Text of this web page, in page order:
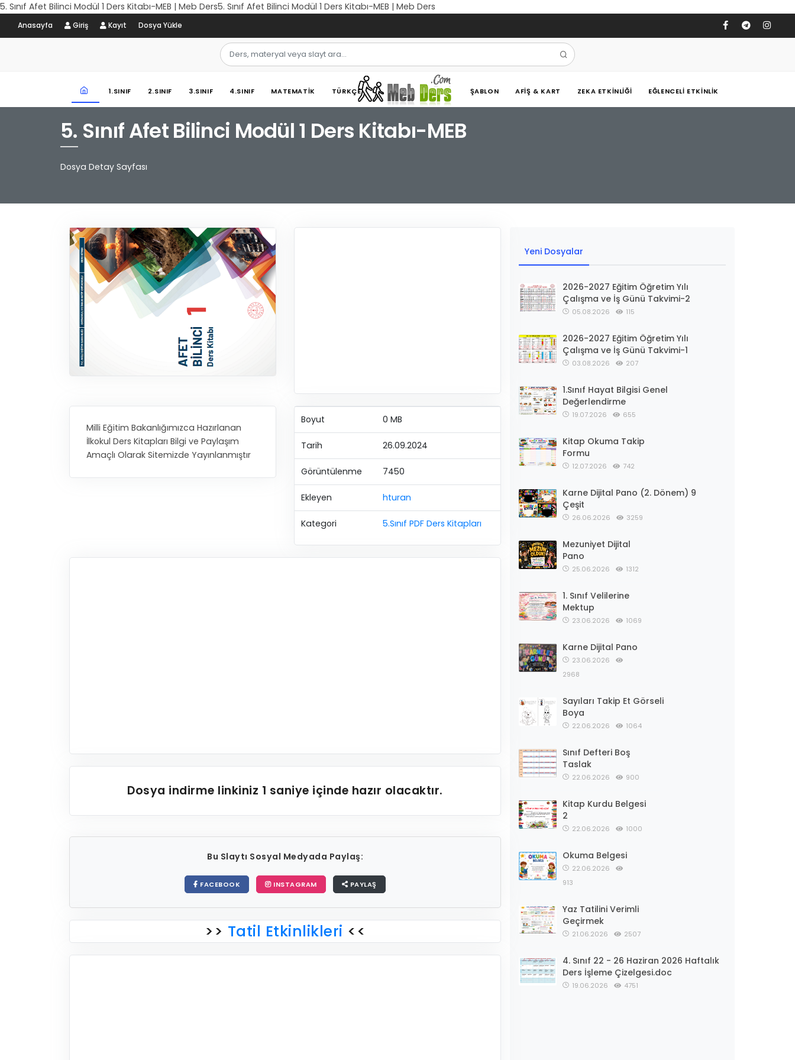
5. Sınıf Afet Bilinci Modül 1 Ders Kitabı-MEB | Meb Ders5. Sınıf Afet Bilinci Modül 1 Ders Kitabı-MEB | Meb Ders
Anasayfa Giriş Kayıt Dosya Yükle
1.SINIF 2.SINIF 3.SINIF 4.SINIF MATEMATIK TÜRKÇE ŞABLON AFIŞ & KART ZEKA ETKINLIĞI EĞLENCELI ETKINLIK
5. Sınıf Afet Bilinci Modül 1 Ders Kitabı-MEB
Dosya Detay Sayfası
Milli Eğitim Bakanlığımızca Hazırlanan
İlkokul Ders Kitapları Bilgi ve Paylaşım
Amaçlı Olarak Sitemizde Yayınlanmıştır
Boyut 0 MB
Tarih 26.09.2024
Görüntülenme 7450
Ekleyen hturan
Kategori 5.Sınıf PDF Ders Kitapları
Dosya indirme linkiniz 1 saniye içinde hazır olacaktır.
Bu Slaytı Sosyal Medyada Paylaş:
FACEBOOK INSTAGRAM PAYLAŞ
>> Tatil Etkinlikleri <<
Yeni Dosyalar
2026-2027 Eğitim Öğretim Yılı
Çalışma ve İş Günü Takvimi-2
05.08.2026 115
2026-2027 Eğitim Öğretim Yılı
Çalışma ve İş Günü Takvimi-1
03.08.2026 207
1.Sınıf Hayat Bilgisi Genel
Değerlendirme
19.07.2026 655
Kitap Okuma Takip
Formu
12.07.2026 742
Karne Dijital Pano (2. Dönem) 9
Çeşit
26.06.2026 3259
Mezuniyet Dijital
Pano
25.06.2026 1312
1. Sınıf Velilerine
Mektup
23.06.2026 1069
Karne Dijital Pano
23.06.2026
2968
Sayıları Takip Et Görseli
Boya
22.06.2026 1064
Sınıf Defteri Boş
Taslak
22.06.2026 900
Kitap Kurdu Belgesi
2
22.06.2026 1000
Okuma Belgesi
22.06.2026
913
Yaz Tatilini Verimli
Geçirmek
21.06.2026 2507
4. Sınıf 22 - 26 Haziran 2026 Haftalık
Ders İşleme Çizelgesi.doc
19.06.2026 4751